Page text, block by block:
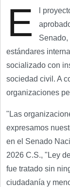
E
l
estándares
socializado con
sociedad civil. A
organizaciones
"Las
expresamos
en el Senado
2026 C.S., "Ley
fue tratado sin
ciudadanía y